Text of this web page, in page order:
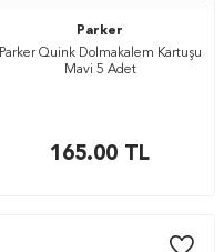
Parker
Parker Quink Dolmakalem Kartuşu
Mavi 5 Adet
165.00 TL